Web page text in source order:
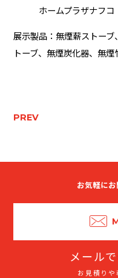
ホームプラザナフコ
展示製品：無煙薪ストー
トーブ、無煙炭化器、無
PREV
お気軽にお
メール
お見積り